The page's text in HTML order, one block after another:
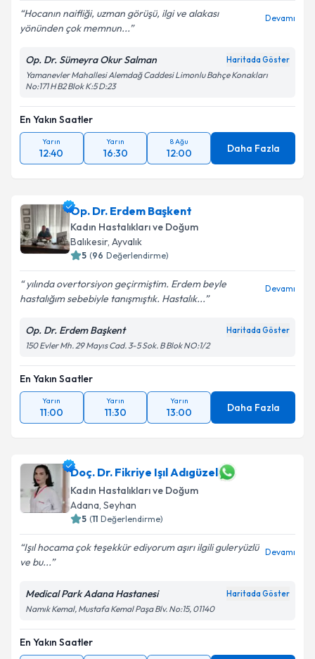
Hocanın naifliği, uzman görüşü, ilgi ve alakası
yönünden çok memnun...
Devamı
Op. Dr. Sümeyra Okur Salman Haritada Göster
Yamanevler Mahallesi Alemdağ Caddesi Limonlu Bahçe Konakları
No:171 H B2 Blok K:5 D:23
En Yakın Saatler
Yarın
12:40
Yarın
16:30
8 Ağu
12:00 Daha Fazla
Op. Dr. Erdem Başkent
Kadın Hastalıkları ve Doğum
Balıkesir, Ayvalık
5 (96 Değerlendirme)
yılında overtorsiyon geçirmiştim. Erdem beyle
hastalığım sebebiyle tanışmıştık. Hastalık...
Devamı
Op. Dr. Erdem Başkent Haritada Göster
150 Evler Mh. 29 Mayıs Cad. 3-5 Sok. B Blok NO:1/2
En Yakın Saatler
Yarın
11:00
Yarın
11:30
Yarın
13:00 Daha Fazla
Doç. Dr. Fikriye Işıl Adıgüzel
Kadın Hastalıkları ve Doğum
Adana, Seyhan
5 (11 Değerlendirme)
Işıl hocama çok teşekkür ediyorum aşırı ilgili guleryüzlü
ve bu...
Devamı
Medical Park Adana Hastanesi Haritada Göster
Namık Kemal, Mustafa Kemal Paşa Blv. No:15, 01140
En Yakın Saatler